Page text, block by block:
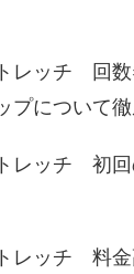
レッチ 回数
プについて
レッチ 初回
トレッチ 料